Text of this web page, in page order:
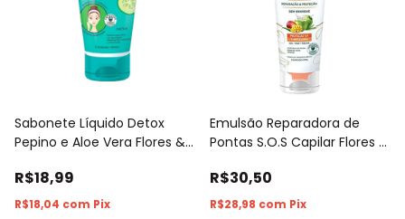
Sabonete Líquido Detox
Pepino e Aloe Vera Flores &
R$18,99
R$18,04 com Pix
Emulsão Reparadora de
Pontas S.O.S Capilar Flores &
R$30,50
R$28,98 com Pix